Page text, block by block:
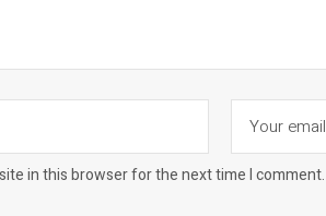
in this browser for the next time I comment.